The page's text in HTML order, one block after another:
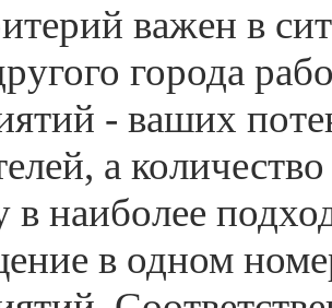
важен в
города
- ваших
а
в наиболее
в одном